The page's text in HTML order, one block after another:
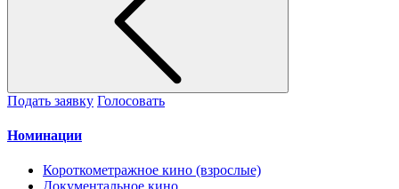
Подать заявку Голосовать
Номинации
Короткометражное кино (взрослые)